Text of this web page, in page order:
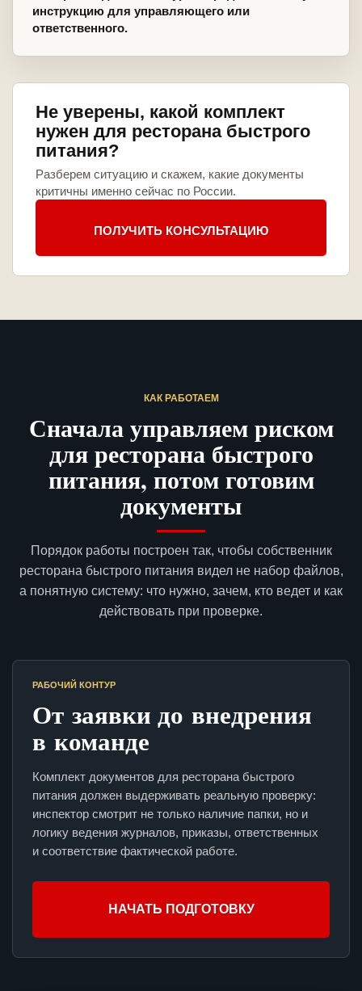
инструкцию для управляющего или
ответственного.
Не уверены, какой комплект
нужен для ресторана быстрого
питания?
Разберем ситуацию и скажем, какие документы
критичны именно сейчас по России.
ПОЛУЧИТЬ КОНСУЛЬТАЦИЮ
КАК РАБОТАЕМ
Сначала управляем риском
для ресторана быстрого
питания, потом готовим
документы
Порядок работы построен так, чтобы собственник
ресторана быстрого питания видел не набор файлов,
а понятную систему: что нужно, зачем, кто ведет и как
действовать при проверке.
РАБОЧИЙ КОНТУР
От заявки до внедрения
в команде
Комплект документов для ресторана быстрого
питания должен выдерживать реальную проверку:
инспектор смотрит не только наличие папки, но и
логику ведения журналов, приказы, ответственных
и соответствие фактической работе.
НАЧАТЬ ПОДГОТОВКУ